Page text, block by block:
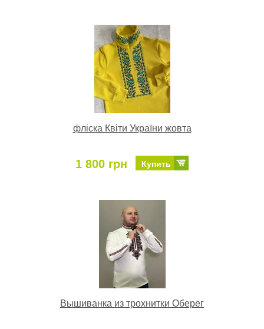
фліска Квіти України жовта
1 800 грн Купить
Вышиванка из трохнитки Оберег